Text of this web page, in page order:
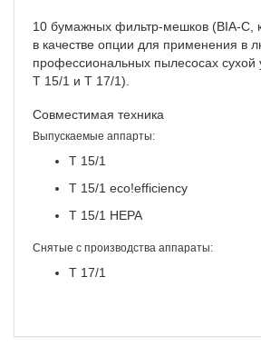
10 бумажных фильтр-мешков (BIA-C,
в качестве опции для применения в
профессиональных пылесосах сухой
T 15/1 и T 17/1).
Совместимая техника
Выпускаемые аппарты:
T 15/1
T 15/1 eco!efficiency
T 15/1 HEPA
Снятые с производства аппараты:
T 17/1